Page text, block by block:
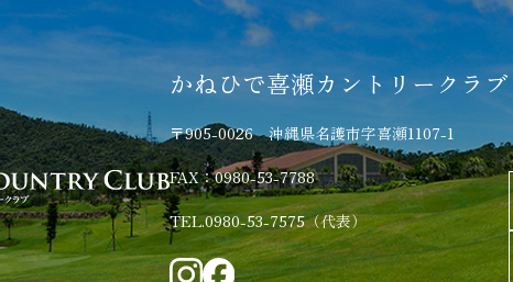
かねひで喜瀬カントリークラブ
〒905-0026 沖縄県名護市字喜瀬1107-1
FAX：0980-53-7788
TEL.0980-53-7575（代表）